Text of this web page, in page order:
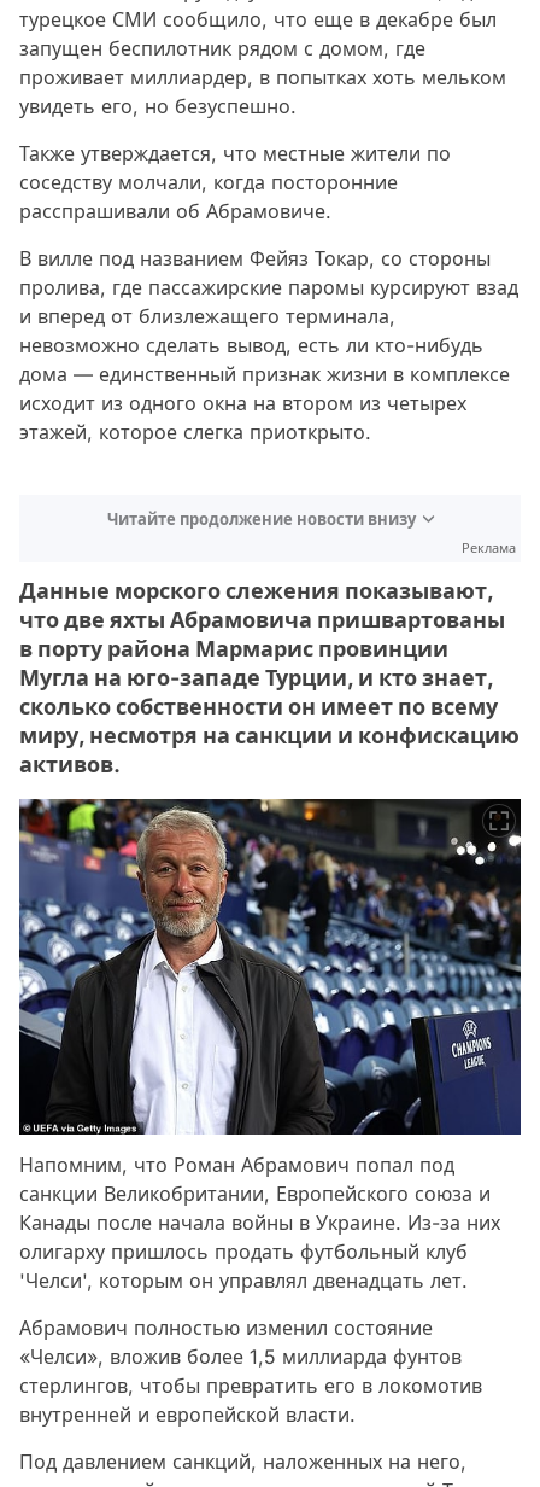
турецкое СМИ сообщило, что еще в декабре был
запущен беспилотник рядом с домом, где
проживает миллиардер, в попытках хоть мельком
увидеть его, но безуспешно.
Также утверждается, что местные жители по
соседству молчали, когда посторонние
расспрашивали об Абрамовиче.
В вилле под названием Фейяз Токар, со стороны
пролива, где пассажирские паромы курсируют взад
и вперед от близлежащего терминала,
невозможно сделать вывод, есть ли кто-нибудь
дома — единственный признак жизни в комплексе
исходит из одного окна на втором из четырех
этажей, которое слегка приоткрыто.
Читайте продолжение новости внизу
Реклама
Данные морского слежения показывают,
что две яхты Абрамовича пришвартованы
в порту района Мармарис провинции
Мугла на юго-западе Турции, и кто знает,
сколько собственности он имеет по всему
миру, несмотря на санкции и конфискацию
активов.
Напомним, что Роман Абрамович попал под
санкции Великобритании, Европейского союза и
Канады после начала войны в Украине. Из-за них
олигарху пришлось продать футбольный клуб
'Челси', которым он управлял двенадцать лет.
Абрамович полностью изменил состояние
«Челси», вложив более 1,5 миллиарда фунтов
стерлингов, чтобы превратить его в локомотив
внутренней и европейской власти.
Под давлением санкций, наложенных на него,